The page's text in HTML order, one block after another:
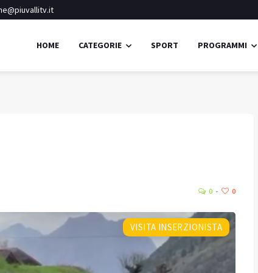
HOME CATEGORIE SPORT PROGRAMMI
0 0
VISITA INSERZIONISTA
28.2